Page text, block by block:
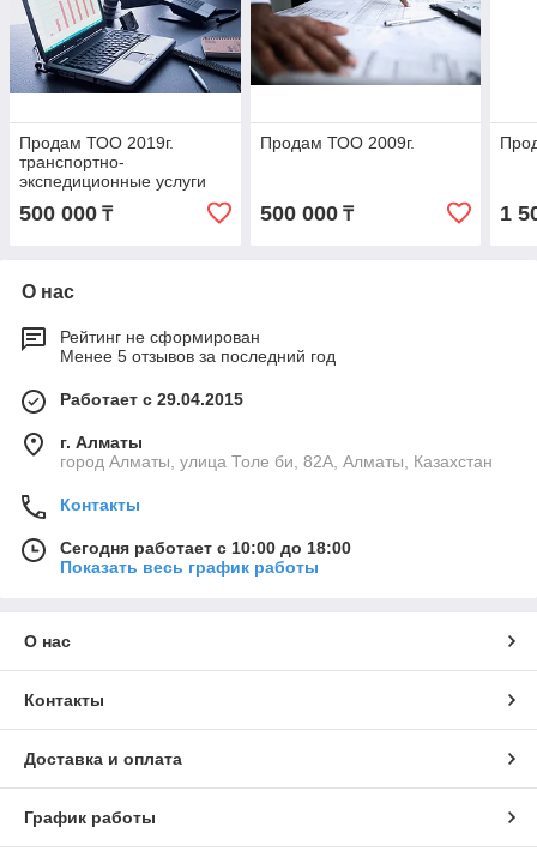
Продам ТОО 2019г.
транспортно-
экспедиционные услуги
500 000 ₸
Продам ТОО 2009г.
500 000₸ 1
О нас
Рейтинг не сформирован
Менее 5 отзывов за последний год
Работает с 29.04.2015
г. Алматы
город Алматы, улица Толе би, 82А, Алматы, Казахстан
Контакты
Сегодня работает с 10:00 до 18:00
Показать весь график работы
О нас
Контакты
Доставка и оплата
График работы